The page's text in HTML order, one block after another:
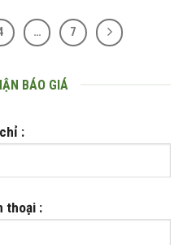
… 7
BÁO GIÁ
:
thoại :